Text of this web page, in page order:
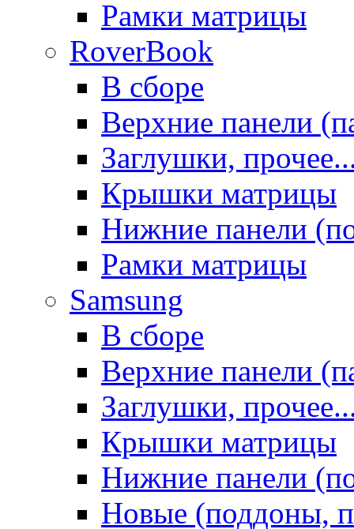
Рамки матрицы
RoverBook
В сборе
Верхние панели
Заглушки,
Крышки матрицы
Нижние панели
Рамки матрицы
Samsung
В сборе
Верхние панели
Заглушки,
Крышки матрицы
Нижние панели
Новые (поддоны,